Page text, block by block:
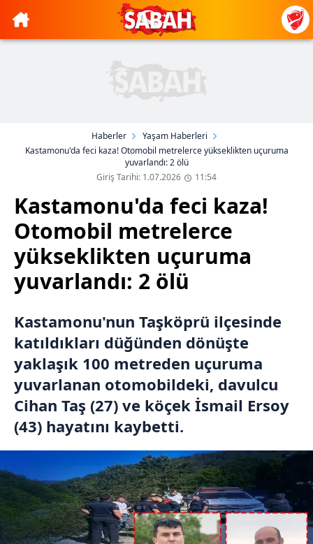
Haberler
Yaşam Haberleri
Kastamonu'da feci kaza! Otomobil metrelerce yükseklikten uçuruma
yuvarlandı: 2 ölü
Giriş Tarihi: 1.07.2026
11:54
Kastamonu'da feci kaza!
Otomobil metrelerce
yükseklikten uçuruma
yuvarlandı: 2 ölü
Kastamonu'nun Taşköprü ilçesinde
katıldıkları düğünden dönüşte
yaklaşık 100 metreden uçuruma
yuvarlanan otomobildeki, davulcu
Cihan Taş (27) ve köçek İsmail Ersoy
(43) hayatını kaybetti.